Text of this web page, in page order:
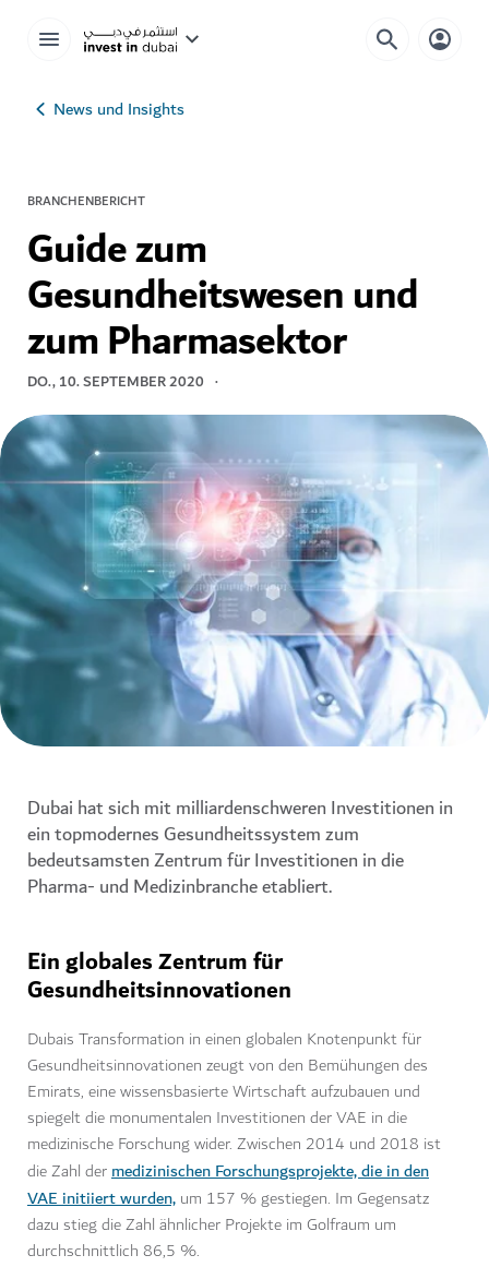
News und Insights
BRANCHENBERICHT
Guide zum
Gesundheitswesen und
zum Pharmasektor
DO., 10. SEPTEMBER 2020
Dubai hat sich mit milliardenschweren Investitionen in
ein topmodernes Gesundheitssystem zum
bedeutsamsten Zentrum für Investitionen in die
Pharma- und Medizinbranche etabliert.
Ein globales Zentrum für
Gesundheitsinnovationen
Dubais Transformation in einen globalen Knotenpunkt für
Gesundheitsinnovationen zeugt von den Bemühungen des
Emirats, eine wissensbasierte Wirtschaft aufzubauen und
spiegelt die monumentalen Investitionen der VAE in die
medizinische Forschung wider. Zwischen 2014 und 2018 ist
die Zahl dermedizinischen Forschungsprojekte, die in den
VAE initiiert wurden, um 157 % gestiegen. Im Gegensatz
dazu stieg die Zahl ähnlicher Projekte im Golfraum um
durchschnittlich 86,5 %.